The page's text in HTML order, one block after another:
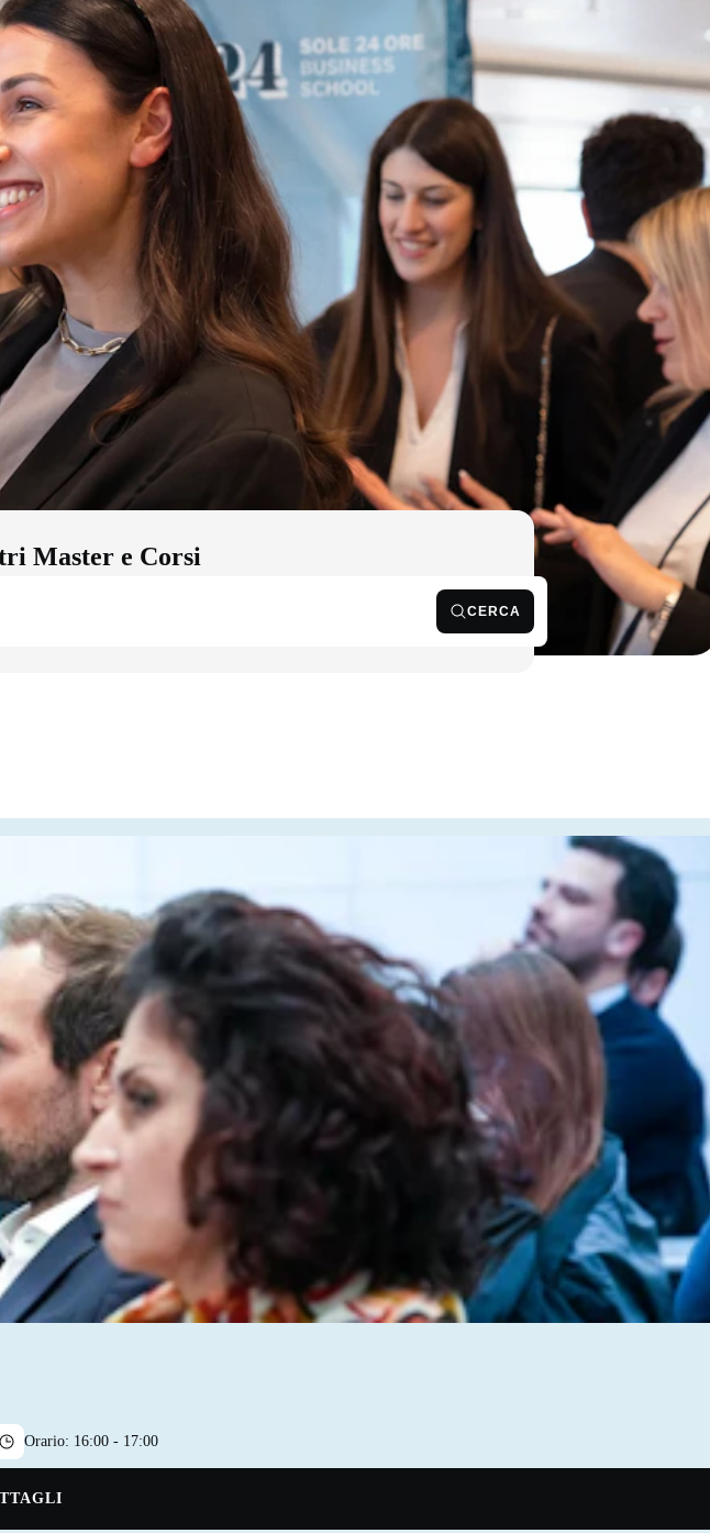
Master e Corsi
CERCA
Orario: 16:00 - 17:00